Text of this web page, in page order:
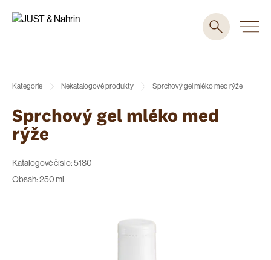
Kategorie Nekatalogové produkty Sprchový gel mléko med rýže
Sprchový gel mléko med
rýže
Katalogové číslo: 5180
Obsah: 250 ml